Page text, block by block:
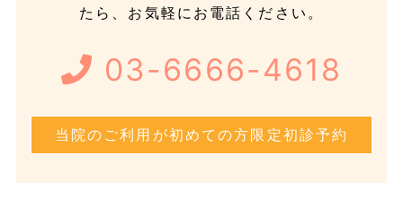
たら、お気軽にお電話ください。
03-6666-4618
当院のご利用が初めての方限定初診予約